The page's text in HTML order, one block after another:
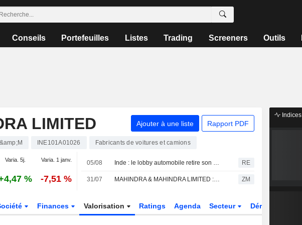
Conseils Portefeuilles Listes Trading Screeners Outils
LIMITED Ajouter à une liste Rapport PDF
INE101A01026 Fabricants de voitures et camions
Varia. 5j. Varia. 1 janv.
% -7,51 %
05/08 Inde : le lobby automobile retire son avertissement sur les dommages liés à l'éthanol pour réviser ses données RE
31/07 MAHINDRA & MAHINDRA LIMITED : Nomura favorable sur le dossier ZM
Finances Valorisation Ratings Agenda Secteur Dérivés
Indices